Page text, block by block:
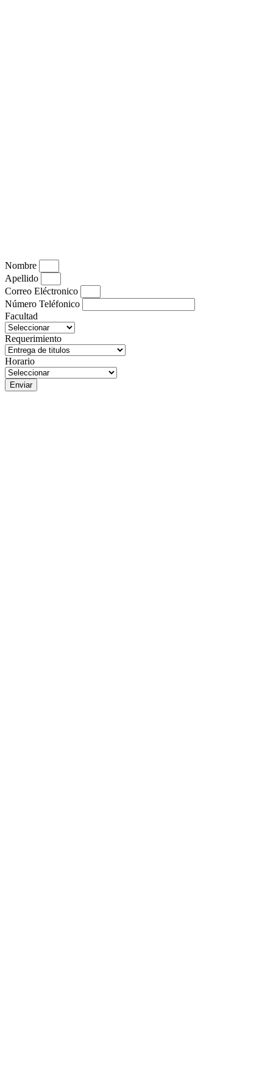
Nombre
Apellido
Correo Eléctronico
Número Teléfonico
Facultad
Requerimiento
Horario
Enviar